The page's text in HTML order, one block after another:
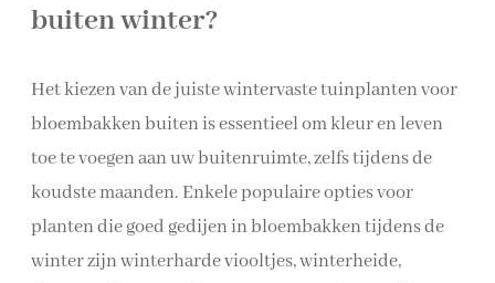
buiten winter?
Het kiezen van de juiste wintervaste tuinplanten voor
bloembakken buiten is essentieel om kleur en leven
toe te voegen aan uw buitenruimte, zelfs tijdens de
koudste maanden. Enkele populaire opties voor
planten die goed gedijen in bloembakken tijdens de
winter zijn winterharde viooltjes, winterheide,